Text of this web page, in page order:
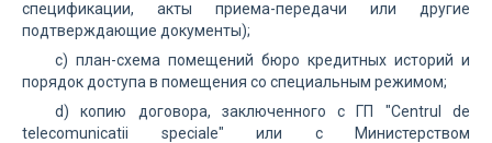
спецификации, акты приема-передачи или другие
подтверждающие документы);
c) план-схема помещений бюро кредитных историй и
порядок доступа в помещения со специальным режимом;
d) копию договора, заключенного с ГП "Centrul de
telecomunicatii speciale" или с Министерством